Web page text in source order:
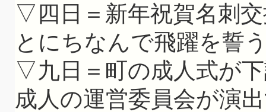
▽四日＝新年祝賀名刺
とにちなんで飛躍を誓
▽九日＝町の成人式が
成人の運営委員会が演